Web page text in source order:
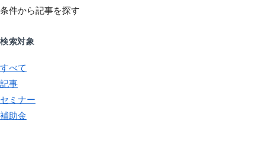
条件から記事を探す
検索対象
すべて
記事
セミナー
補助金